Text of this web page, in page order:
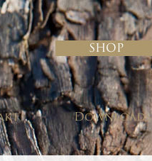
Shop
Downloads